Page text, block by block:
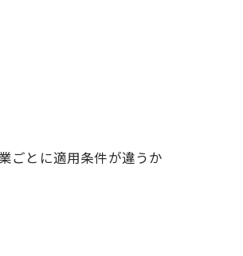
ごとに適用条件が違うか